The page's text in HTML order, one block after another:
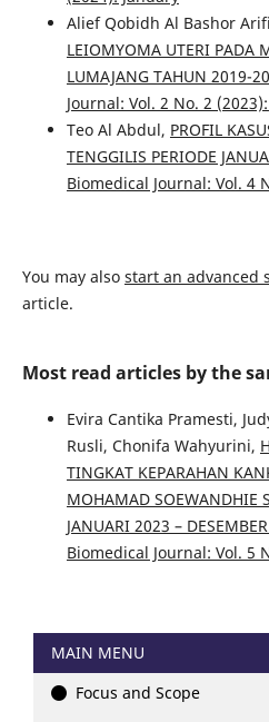
Alief Qobidh Al Bashor
LEIOMYOMA UTERI PADA
LUMAJANG TAHUN 2019-
Journal: Vol. 2 No. 2
Teo Al Abdul, PROFIL
TENGGILIS PERIODE
Biomedical Journal: Vol. 4
You may also start an advanced
article.
Most read articles by the
Evira Cantika Pramesti,
Rusli, Chonifa Wahyurini,
TINGKAT KEPARAHAN
MOHAMAD SOEWANDHIE
JANUARI 2023 –
Biomedical Journal: Vol. 5
MAIN MENU
Focus and Scope